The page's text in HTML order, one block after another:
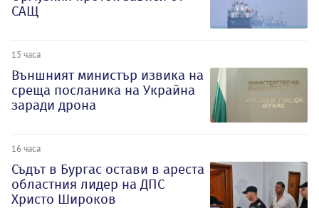
САЩ
15 часа
Външният министър извика на
среща посланика на Украйна
заради дрона
16 часа
Съдът в Бургас остави в ареста
областния лидер на ДПС
Христо Широков